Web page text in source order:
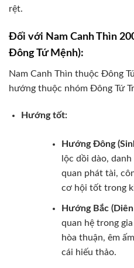
rệt.
Đối với Nam Canh Thìn
Đông Tứ Mệnh):
Nam Canh Thìn thuộc Đông
hướng thuộc nhóm Đông Tứ
Hướng tốt:
Hướng Đông
lộc dồi dào,
quan phát tài,
cơ hội tốt trong
Hướng Bắc
quan hệ trong
hòa thuận, êm
cái hiếu thảo.